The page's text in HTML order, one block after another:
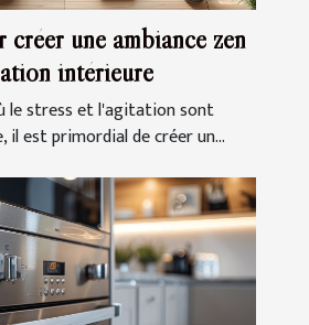
créer une ambiance zen
intérieure
le stress et l'agitation sont
il est primordial de créer un...